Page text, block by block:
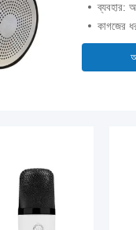
ব্যবহার: আই
কাগজের